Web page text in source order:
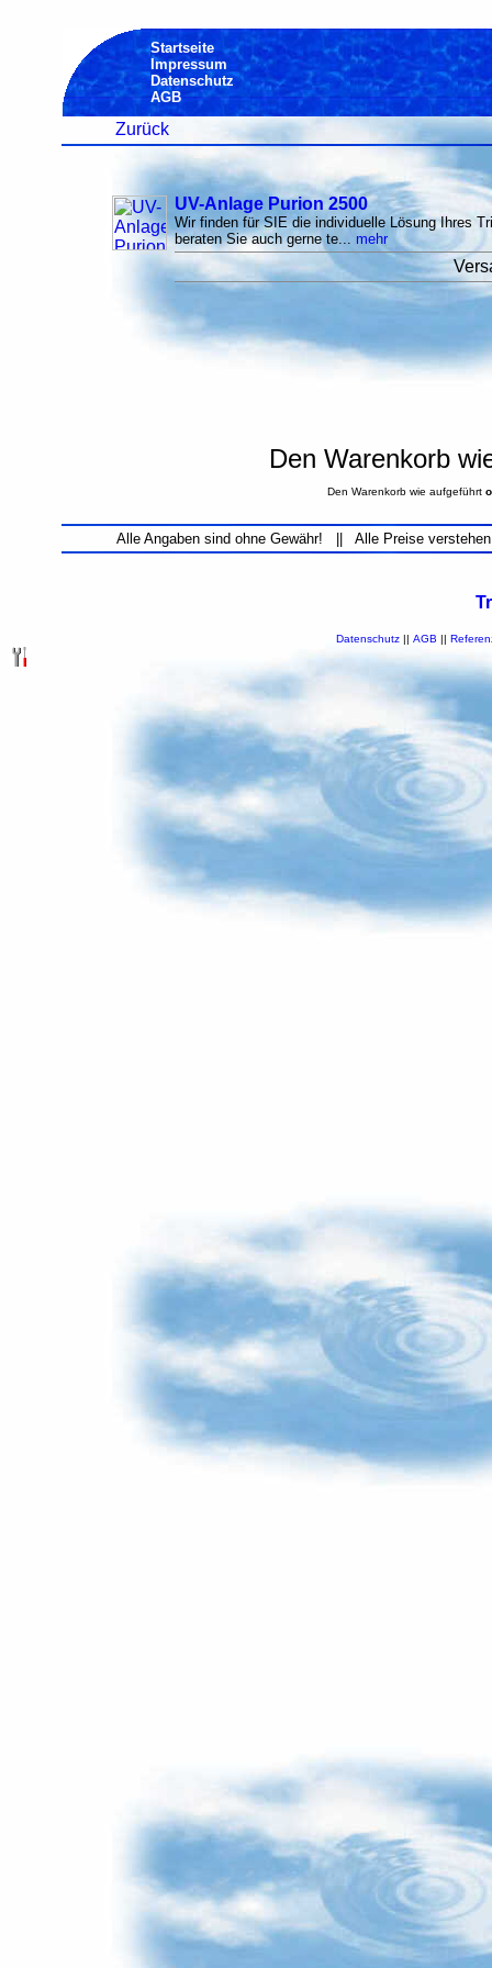
Startseite
Impressum
Datenschutz
AGB
Zurück
UV-Anlage Purion 2500
Wir finden für SIE die individuelle Lösung Ihres
beraten Sie auch gerne te... mehr
Den Warenkorb
Den Warenkorb wie aufgeführt
Alle Angaben sind ohne Gewähr! || Alle Preise
Datenschutz|| AGB ||